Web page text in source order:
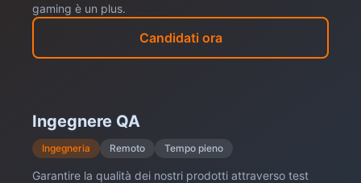
gaming è un plus.
Candidati ora
Ingegnere QA
Ingegneria Remoto Tempo pieno
Garantire la qualità dei nostri prodotti attraverso test